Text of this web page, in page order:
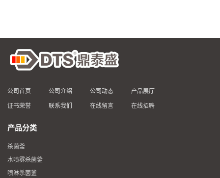
公司首页 公司介绍 公司动态 产品展厅
证书荣誉 联系我们 在线留言 在线招聘
产品分类
杀菌釜
水喷雾杀菌釜
喷淋杀菌釜